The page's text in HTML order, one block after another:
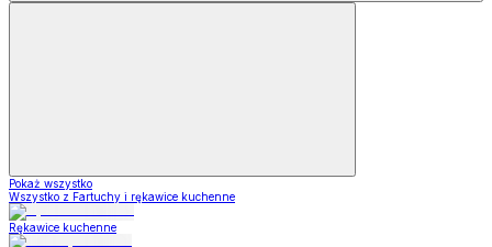
Pokaż wszystko
Wszystko z Fartuchy i rękawice kuchenne
Rękawice kuchenne